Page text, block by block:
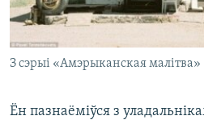
З сэрыі «Амэрыканская малітва»
Ён пазнаёміўся з